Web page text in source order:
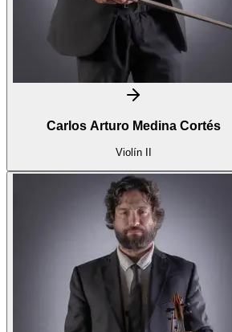
Carlos Arturo Medina Cortés
Violín II